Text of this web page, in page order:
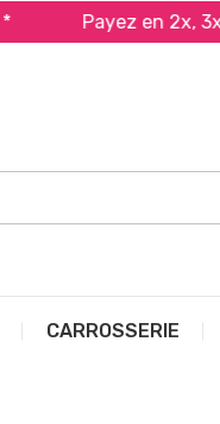
Payez en 2x, 3x ou
CARROSSERIE